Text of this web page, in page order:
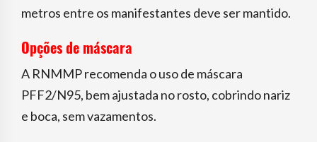
metros entre os manifestantes deve ser mantido.
Opções de máscara
A RNMMP recomenda o uso de máscara
PFF2/N95, bem ajustada no rosto, cobrindo nariz
e boca, sem vazamentos.